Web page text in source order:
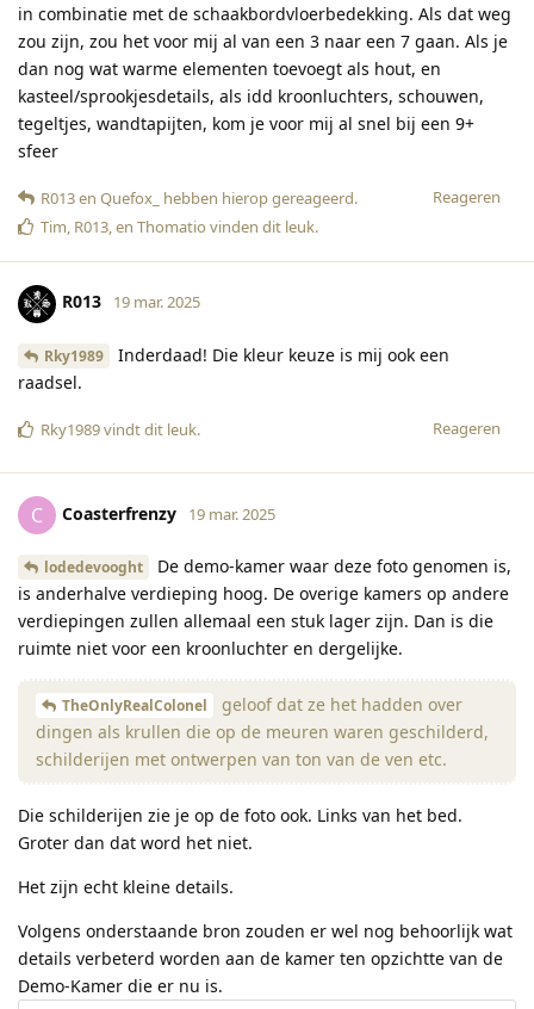
in combinatie met de schaakbordvloerbedekking. Als dat weg
zou zijn, zou het voor mij al van een 3 naar een 7 gaan. Als je
dan nog wat warme elementen toevoegt als hout, en
kasteel/sprookjesdetails, als idd kroonluchters, schouwen,
tegeltjes, wandtapijten, kom je voor mij al snel bij een 9+
sfeer
Reageren
R013en Quefox_ hebben hierop gereageerd.
Tim, R013, en Thomatio vinden dit leuk.
R013 19 mar. 2025
Rky1989
Inderdaad! Die kleur keuze is mij ook een
raadsel.
Reageren
Rky1989vindt dit leuk.
C Coasterfrenzy 19 mar. 2025
lodedevooght
De demo-kamer waar deze foto genomen is,
is anderhalve verdieping hoog. De overige kamers op andere
verdiepingen zullen allemaal een stuk lager zijn. Dan is die
ruimte niet voor een kroonluchter en dergelijke.
TheOnlyRealColonel
geloof dat ze het hadden over
dingen als krullen die op de meuren waren geschilderd,
schilderijen met ontwerpen van ton van de ven etc.
Die schilderijen zie je op de foto ook. Links van het bed.
Groter dan dat word het niet.
Het zijn echt kleine details.
Volgens onderstaande bron zouden er wel nog behoorlijk wat
details verbeterd worden aan de kamer ten opzichtte van de
Demo-Kamer die er nu is.